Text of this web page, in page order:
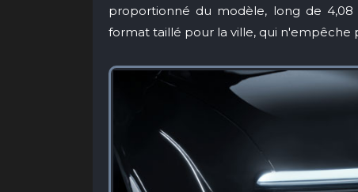
proportionné du modèle, long de
format taillé pour la ville, qui n'empêche